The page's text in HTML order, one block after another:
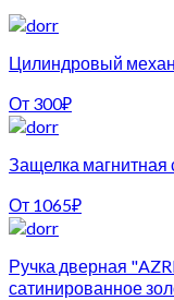
Цилиндровый
От 300₽
Защелка магнитная
От 1065₽
Ручка дверная
сатинированное